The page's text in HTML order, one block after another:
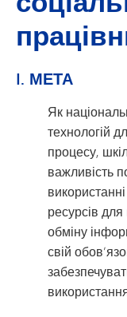
I. МЕТА
Як
технологій
процесу,
важливість
ресурсів
обміну
свій